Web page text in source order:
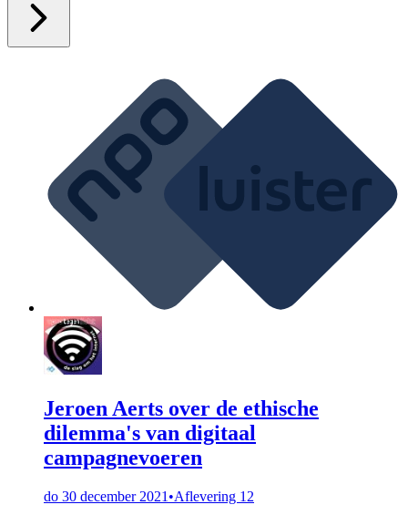
Jeroen Aerts over de ethische
dilemma's van digitaal
campagnevoeren
do 30 december 2021 •Aflevering 12